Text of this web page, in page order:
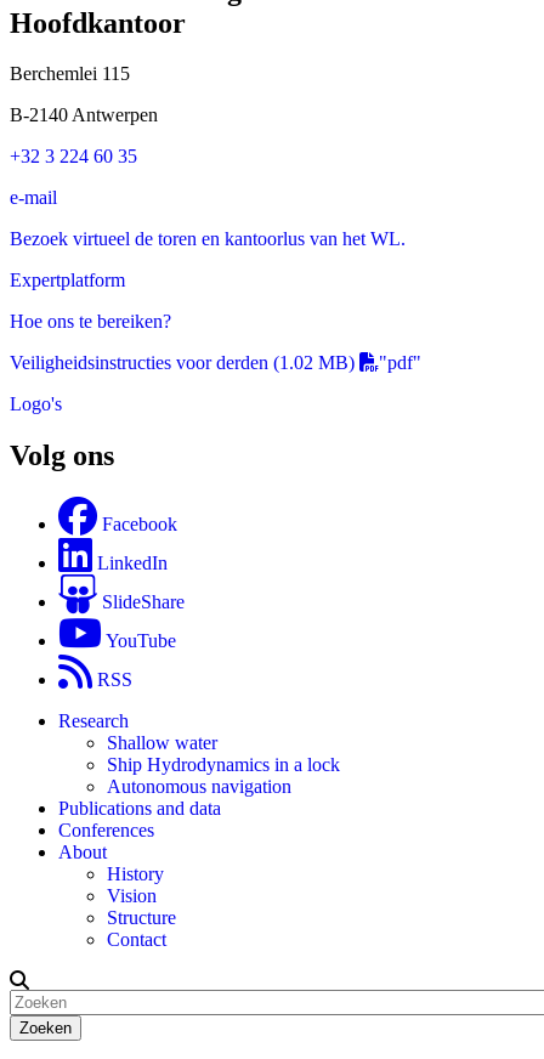
Hoofdkantoor
Berchemlei 115
B-2140 Antwerpen
+32 3 224 60 35
e-mail
Bezoek virtueel de toren en kantoorlus van het WL.
Expertplatform
Hoe ons te bereiken?
Veiligheidsinstructies voor derden (1.02 MB)
"pdf"
Logo's
Volg ons
Facebook
LinkedIn
SlideShare
YouTube
RSS
Research
Shallow water
Ship Hydrodynamics in a lock
Autonomous navigation
Publications and data
Conferences
About
History
Vision
Structure
Contact
Zoeken